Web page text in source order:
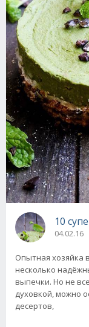
10
04.02.16
Опытная хозяйка
несколько
выпечки. Но не
духовкой, можно
десертов,